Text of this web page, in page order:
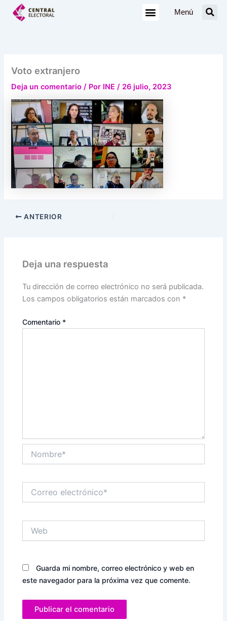
Menú
Voto extranjero
Deja un comentario / Por INE/ 26 julio, 2023
ANTERIOR
Deja una respuesta
Tu dirección de correo electrónico no será publicada.
Los campos obligatorios están marcados con *
Comentario *
electrónico*
Guarda mi nombre, correo electrónico y web en
este navegador para la próxima vez que comente.